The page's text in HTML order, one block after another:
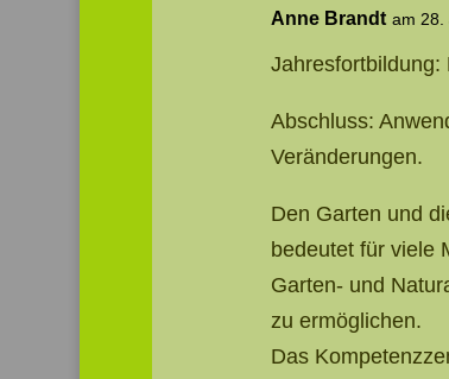
Anne Brandt am 28.
Jahresfortbildung:
Abschluss:
Veränderungen.
Den Garten und
bedeutet für viele
Garten- und
zu ermöglichen.
Das